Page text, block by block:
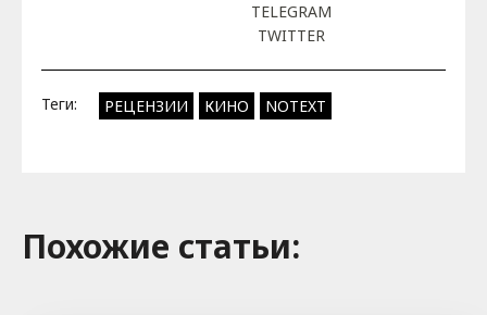
TELEGRAM
TWITTER
Теги: РЕЦЕНЗИИ КИНО NOTEXT
Похожие cтатьи: